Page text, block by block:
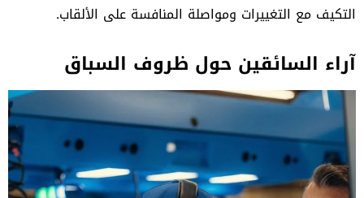
التكيف مع التغييرات ومواصلة المنافسة على الألقاب.
آراء السائقين حول ظروف السباق